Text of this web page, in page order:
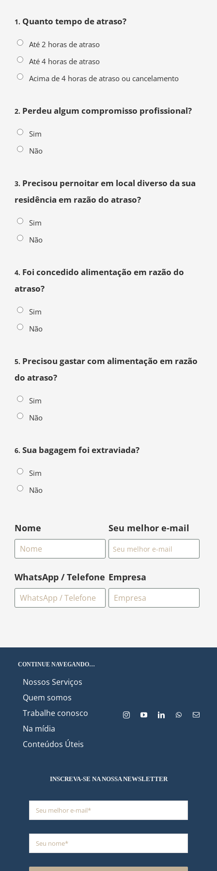
1. Quanto tempo de atraso?
Até 2 horas de atraso
Até 4 horas de atraso
Acima de 4 horas de atraso ou cancelamento
2. Perdeu algum compromisso profissional?
Sim
Não
3. Precisou pernoitar em local diverso da sua
residência em razão do atraso?
Sim
Não
4. Foi concedido alimentação em razão do
atraso?
Sim
Não
5. Precisou gastar com alimentação em razão
do atraso?
Sim
Não
6. Sua bagagem foi extraviada?
Sim
Não
Nome Seu melhor e-mail
WhatsApp / Telefone Empresa
CONTINUE NAVEGANDO…
Nossos Serviços
Quem somos
Trabalhe conosco
Na mídia
Conteúdos Úteis
INSCREVA-SE NA NOSSA NEWSLETTER